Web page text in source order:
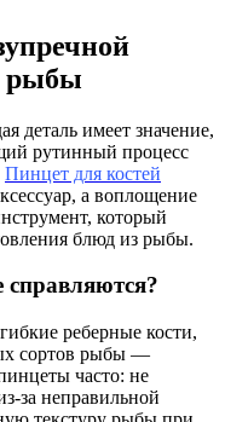
рыбы
деталь имеет значение,
рутинный процесс
Пинцет для костей
а воплощение
который
блюд из рыбы.
реберные кости,
сортов рыбы —
часто: не
за неправильной